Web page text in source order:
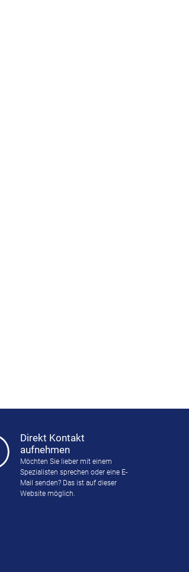
Direkt Kontakt
aufnehmen
Möchten Sie lieber mit einem
Spezialisten sprechen oder eine E-
Mail senden? Das ist auf dieser
Website möglich.